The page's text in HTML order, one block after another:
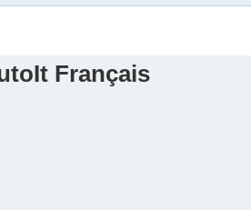
Français